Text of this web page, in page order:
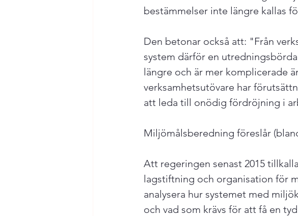
bestämmelser inte längre kallas
Den betonar också att: "Från
system därför en
längre och är mer komplicerade
verksamhetsutövare har
att leda till onödig fördröjning i
Miljömålsberedning föreslår
Att regeringen senast 2015
lagstiftning och organisation för
analysera hur systemet med
och vad som krävs för att få en